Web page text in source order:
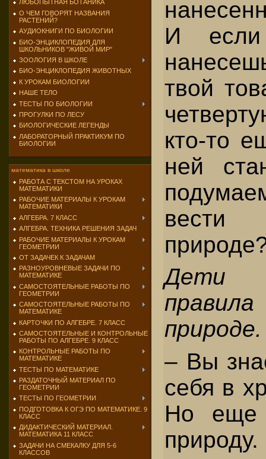
ЛЮБОПЫТНАЯ БОТАНИКА
О ЧЕМ ГОВОРЯТ НАЗВАНИЯ
РАСТЕНИЙ?
АУДИОКНИГИ ПО БИОЛОГИИ
БИО-ЭНЦИКЛОПЕДИЯ ДЛЯ
ШКОЛЬНИКОВ "ЖИВОЙ МИР"
ЗООЛОГИЯ В ШКОЛЕ
БИО-ЭНЦИКЛОПЕДИЯ ЖИВОТНЫХ
К УРОКАМ БИОЛОГИИ
НАШЕ ТЕЛО
ТЕСТЫ ПО БИОЛОГИИ
ПРОГУЛКИ ПО ЛЕСУ
БИОЛОГИЧЕСКИЕ ЛЕГЕНДЫ
ЛАБОРАТОРНЫЙ ПРАКТИКУМ ПО
БИОЛОГИИ
математика в школе
РАБОТА С ТЕКСТОМ НА УРОКАХ
МАТЕМАТИКИ
РАБОЧИЕ МАТЕРИАЛЫ К УРОКАМ
МАТЕМАТИКИ
АЛГЕБРА. 7 КЛАСС
АЛГЕБРА. ТЕХНИКА РЕШЕНИЯ ЗАДАЧ
РАБОЧИЕ МАТЕРИАЛЫ К УРОКАМ
ГЕОМЕТРИИ
ОТ ЗАДАЧЕК К ЗАДАЧАМ
РАЗНОУРОВНЕВЫЕ ЗАДАЧИ ПО
МАТЕМАТИКЕ
САМОСТОЯТЕЛЬНЫЕ РАБОТЫ ПО
ГЕОМЕТРИИ
САМОСТОЯТЕЛЬНЫЕ РАБОТЫ ПО
МАТЕМАТИКЕ
КАРТОЧКИ ПО АЛГЕБРЕ. 7 КЛАСС
САМОСТОЯТЕЛЬНЫЕ И КОНТРОЛЬНЫЕ
РАБОТЫ ПО АЛГЕБРЕ. 9 КЛАСС
КОНТРОЛЬНЫЕ РАБОТЫ ПО
МАТЕМАТИКЕ
ТЕСТЫ ПО МАТЕМАТИКЕ
РАЗДАТОЧНЫЙ МАТЕРИАЛ ПО
ГЕОМЕТРИИ
ТЕСТЫ ПО ГЕОМЕТРИИ
ПОДГОТОВКА К ОГЭ ПО МАТЕМАТИКЕ. 9
КЛАСС
ДИДАКТИЧЕСКИЙ МАТЕРИАЛ.
МАТЕМАТИКА 11 КЛАСС
ЗАДАЧИ НА СМЕКАЛКУ ДЛЯ 5-6
КЛАССОВ
И
твой
кто-то
ней
Дети
правила
природе.
– Вы
себя в
Но еще